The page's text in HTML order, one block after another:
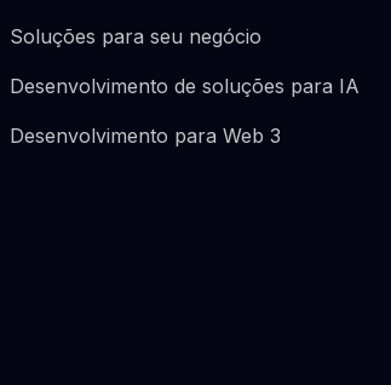
Soluções para seu negócio
Desenvolvimento de soluções para IA
Desenvolvimento para Web 3